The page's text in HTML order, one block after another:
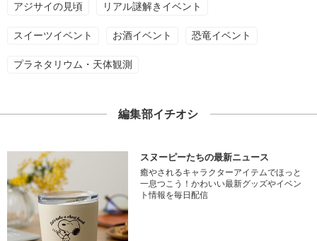
アジサイの見頃 リアル謎解きイベント
スイーツイベント お酒イベント 恐竜イベント
プラネタリウム・天体観測
編集部イチオシ
スヌーピーたちの最新ニュース
癒やされるキャラクターアイテムでほっと
一息つこう！かわいい最新グッズやイベン
ト情報を毎日配信